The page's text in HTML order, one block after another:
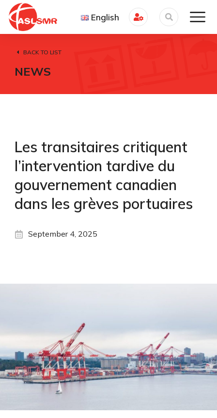
English
BACK TO LIST
NEWS
Les transitaires critiquent
l’intervention tardive du
gouvernement canadien
dans les grèves portuaires
September 4, 2025